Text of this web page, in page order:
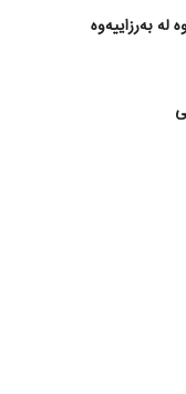
لە بەرزاییەوە